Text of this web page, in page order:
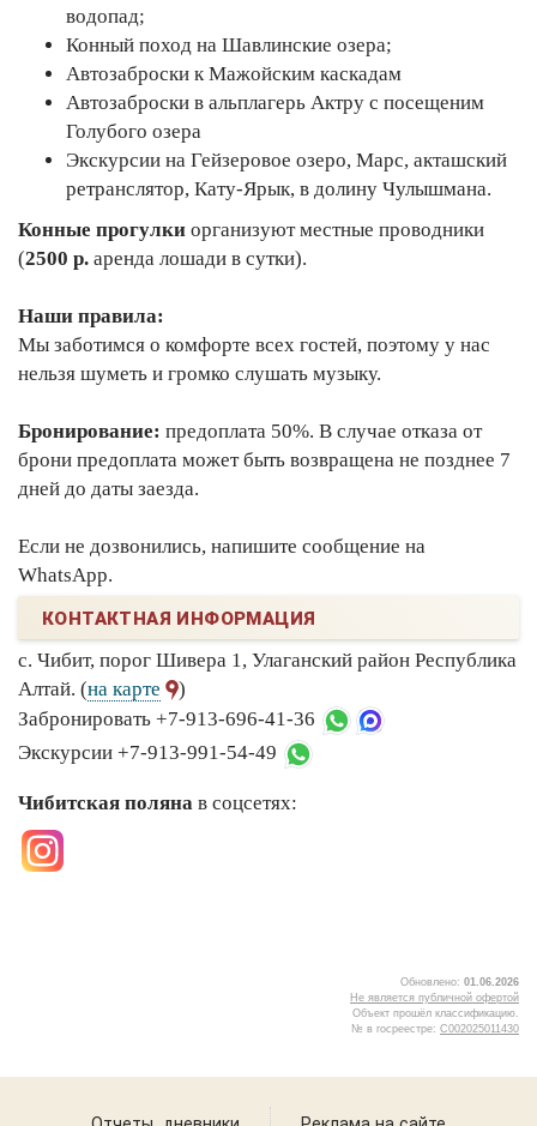
водопад;
Конный поход на Шавлинские озера;
Автозаброски к Мажойским каскадам
Автозаброски в альплагерь Актру с посещеним
Голубого озера
Экскурсии на Гейзеровое озеро, Марс, акташский
ретранслятор, Кату-Ярык, в долину Чулышмана.
Конные прогулки организуют местные проводники
(2500 р. аренда лошади в сутки).
Наши правила:
Мы заботимся о комфорте всех гостей, поэтому у нас
нельзя шуметь и громко слушать музыку.
Бронирование: предоплата 50%. В случае отказа от
брони предоплата может быть возвращена не позднее 7
дней до даты заезда.
Если не дозвонились, напишите сообщение на
WhatsApp.
КОНТАКТНАЯ ИНФОРМАЦИЯ
с. Чибит, порог Шивера 1, Улаганский район Республика
Алтай. (на карте
)
Забронировать +7-913-696-41-36
Экскурсии +7-913-991-54-49
Чибитская поляна в соцсетях:
Обновлено: 01.06.2026
Не является публичной офертой
Объект прошёл классификацию.
№ в госреестре: С002025011430